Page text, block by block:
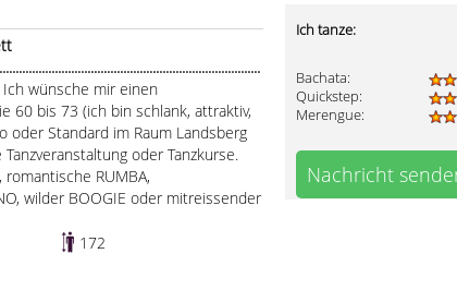
Ich wünsche mir einen
60 bis 73 (ich bin schlank, attraktiv,
oder Standard im Raum Landsberg
oder Tanzkurse.
romantische RUMBA,
wilder BOOGIE oder mitreissender
172
Ich tanze:
Bachata:
Quickstep:
Merengue:
Nachricht